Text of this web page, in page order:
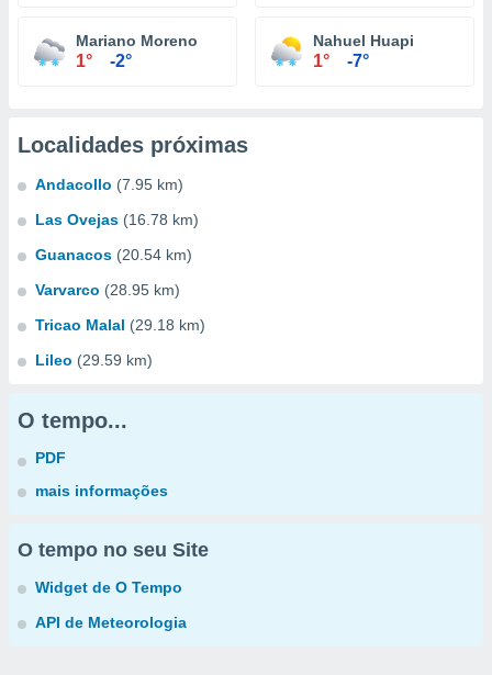
Mariano Moreno
1° -2°
Nahuel Huapi
1° -7°
Localidades próximas
Andacollo (7.95 km)
Las Ovejas (16.78 km)
Guanacos (20.54 km)
Varvarco (28.95 km)
Tricao Malal (29.18 km)
Lileo (29.59 km)
O tempo...
PDF
mais informações
O tempo no seu Site
Widget de O Tempo
API de Meteorologia